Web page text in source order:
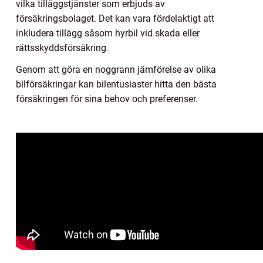
vilka tilläggstjänster som erbjuds av
försäkringsbolaget. Det kan vara fördelaktigt att
inkludera tillägg såsom hyrbil vid skada eller
rättsskyddsförsäkring.
Genom att göra en noggrann jämförelse av olika
bilförsäkringar kan bilentusiaster hitta den bästa
försäkringen för sina behov och preferenser.